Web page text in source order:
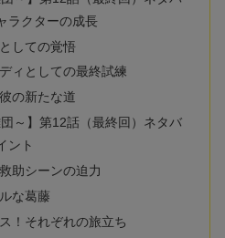
ラクターの成長
しての覚悟
ィとしての最終試練
の新たな道
～】第12話（最終回）ネタバ
ント
助シーンの迫力
な葛藤
！それぞれの旅立ち